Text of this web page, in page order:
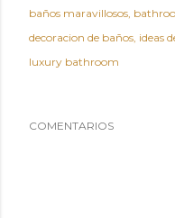
baños maravillosos
decoracion de baños ideas
luxury bathroom
COMENTARIOS